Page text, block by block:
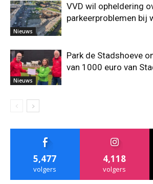
Nieuws
VVD wil opheldering
parkeerproblemen bij
Nieuws
Park de Stadshoeve
van 1000 euro van
5,477
volgers
4,118
volgers